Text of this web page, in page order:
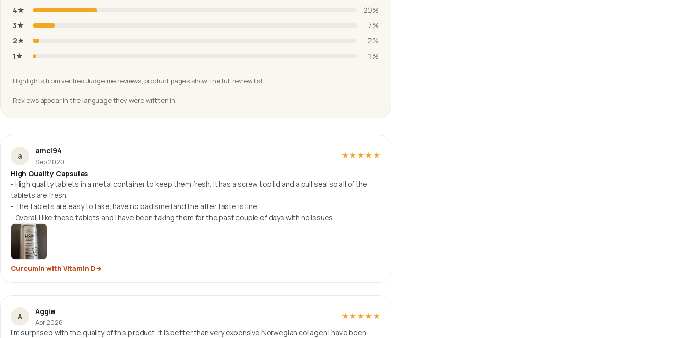
4★ 20%
3★ 7%
2★ 2%
1★ 1 %
Highlights from verified Judge.me reviews; product pages show the full review list.
Reviews appear in the language they were written in.
a
amcl94
Sep 2020
★★★★★
★★★★★
High Quality Capsules
- High quality tablets in a metal container to keep them fresh. It has a screw top lid and a pull seal so all of the
tablets are fresh.
- The tablets are easy to take, have no bad smell and the after taste is fine.
- Overall I like these tablets and I have been taking them for the past couple of days with no issues.
Curcumin with Vitamin D
A
Aggie
Apr 2026
★★★★★
★★★★★
I'm surprised with the quality of this product. It is better than very expensive Norwegian collagen I have been